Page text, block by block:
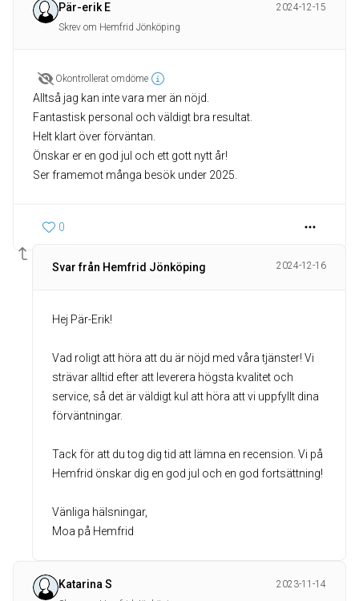
Pär-erik E
2024-12-15
Skrev om Hemfrid Jönköping
Okontrollerat omdöme
Alltså jag kan inte vara mer än nöjd.
Fantastisk personal och väldigt bra resultat.
Helt klart över förväntan.
Önskar er en god jul och ett gott nytt år!
0
Svar från Hemfrid Jönköping 2024-12-16
Hej Pär-Erik!
Vad roligt att höra att du är nöjd med våra tjänster! Vi
strävar alltid efter att leverera högsta kvalitet och
service, så det är väldigt kul att höra att vi uppfyllt dina
förväntningar.
Tack för att du tog dig tid att lämna en recension. Vi på
Hemfrid önskar dig en god jul och en god fortsättning!
Vänliga hälsningar,
Moa på Hemfrid
Katarina S
2023-11-14